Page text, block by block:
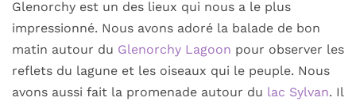
Glenorchy est un des lieux qui nous a le plus
impressionné. Nous avons adoré la balade de bon
matin autour du Glenorchy Lagoon pour observer les
reflets du lagune et les oiseaux qui le peuple. Nous
avons aussi fait la promenade autour du lac Sylvan. Il